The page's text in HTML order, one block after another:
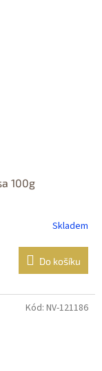
100g
Skladem
Do košíku
Kód: NV-121186